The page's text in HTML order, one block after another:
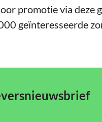
promotie via deze
geïnteresseerde